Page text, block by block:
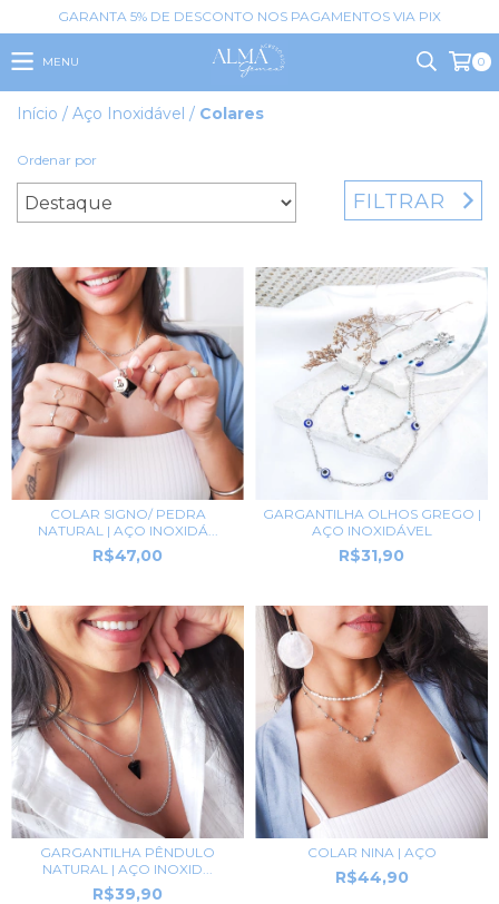
GARANTA 5% DE DESCONTO NOS PAGAMENTOS VIA PIX
MENU 0
Início / Aço Inoxidável / Colares
Ordenar por
FILTRAR
COLAR SIGNO/ PEDRA
NATURAL | AÇO INOXIDÁ...
R$47,00
GARGANTILHA OLHOS GREGO |
AÇO INOXIDÁVEL
R$31,90
GARGANTILHA PÊNDULO
NATURAL | AÇO INOXID...
R$39,90
COLAR NINA | AÇO
R$44,90